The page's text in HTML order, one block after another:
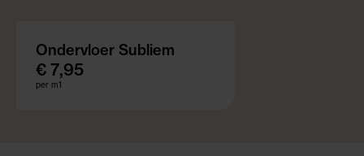
Ondervloer Subliem
€ 7,95
per m1